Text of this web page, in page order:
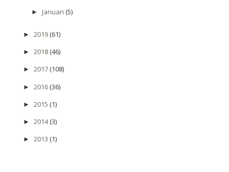
► Januari (5)
► 2019(61)
► 2018(46)
► 2017(108)
► 2016(36)
► 2015 (1)
► 2014(3)
► 2013 (1)